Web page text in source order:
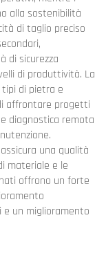
alla sostenibilità
di taglio preciso
di sicurezza
di produttività. La
di pietra e
affrontare progetti
diagnostica remota
una qualità
materiale e le
offrono un forte
e un miglioramento